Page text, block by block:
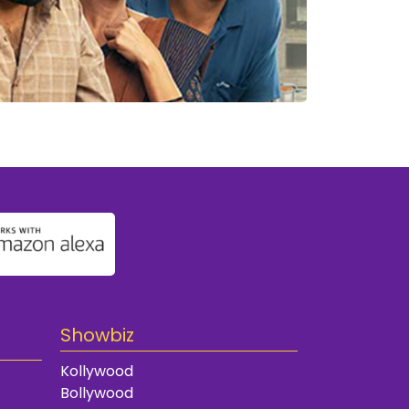
Showbiz
Kollywood
Bollywood